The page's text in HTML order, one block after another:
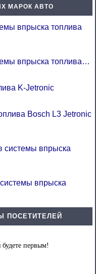
МАРОК АВТО
впрыска топлива
впрыска топлива…
K-Jetronic
Bosch L3 Jetronic
системы впрыска
впрыска
ПОСЕТИТЕЛЕЙ
первым!